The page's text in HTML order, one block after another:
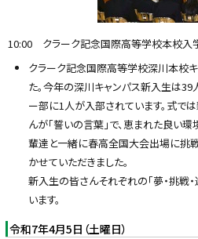
10:00 クラーク記念国際高等学校本校入
クラーク記念国際高等学校深川本校
た。今年の深川キャンパス新入生は
ー部に1人が入部されています。式で
んが「誓いの言葉」で、恵まれた良い
輩達と一緒に春高全国大会出場に挑
かせていただきました。
新入生の皆さんそれぞれの「夢・挑戦
います。
令和7年4月5日（土曜日）